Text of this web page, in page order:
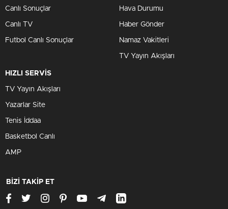
Canlı Sonuçlar
Canlı TV
Futbol Canlı Sonuçlar
Hava Durumu
Haber Gönder
Namaz Vakitleri
TV Yayın Akışları
HIZLI SERVİS
TV Yayın Akışları
Yazarlar Site
Tenis İddaa
Basketbol Canlı
AMP
BİZİ TAKİP ET